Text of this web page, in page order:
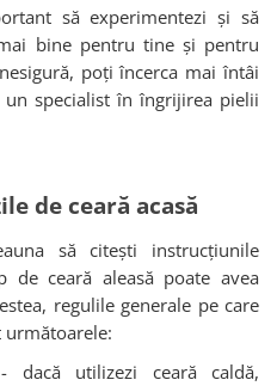
să experimentezi și să
bine pentru tine și pentru
poți încerca mai întâi
specialist în îngrijirea pielii
de ceară acasă
să citești instrucțiunile
de ceară aleasă poate avea
regulile generale pe care
următoarele:
dacă utilizezi ceară caldă,